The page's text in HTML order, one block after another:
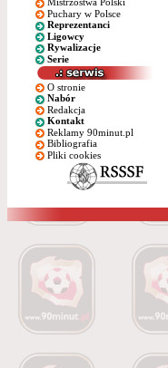
Mistrzostwa Polski
Puchary w Polsce
Reprezentanci
Ligowcy
Rywalizacje
Serie
O stronie
Nabór
Redakcja
Kontakt
Reklamy 90minut.pl
Bibliografia
Pliki cookies